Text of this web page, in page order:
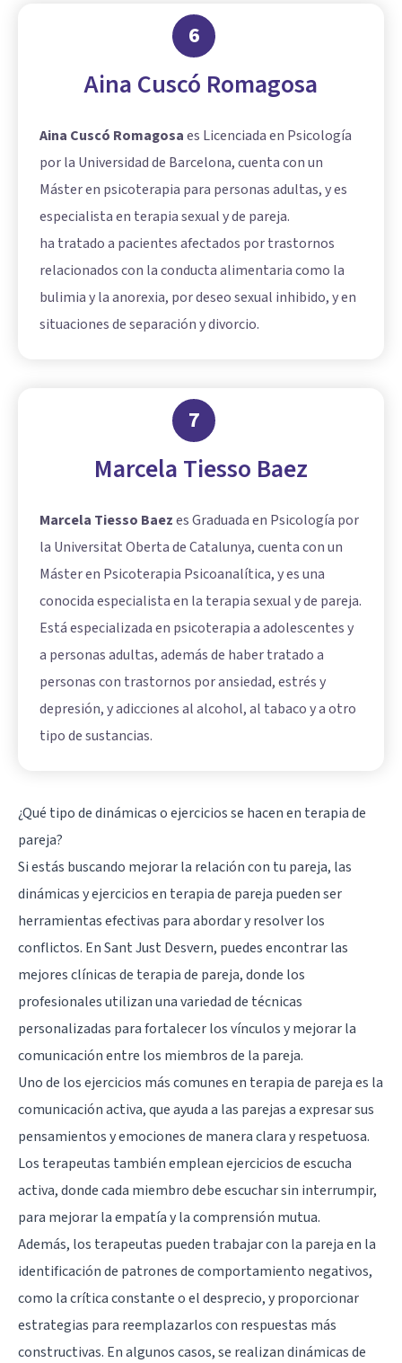
6
Aina Cuscó Romagosa
Aina Cuscó Romagosaes Licenciada en Psicología
por la Universidad de Barcelona, cuenta con un
Máster en psicoterapia para personas adultas, y es
especialista en terapia sexual y de pareja.
ha tratado a pacientes afectados por trastornos
relacionados con la conducta alimentaria como la
bulimia y la anorexia, por deseo sexual inhibido, y en
situaciones de separación y divorcio.
7
Marcela Tiesso Baez
Marcela Tiesso Baezes Graduada en Psicología por
la Universitat Oberta de Catalunya, cuenta con un
Máster en Psicoterapia Psicoanalítica, y es una
conocida especialista en la terapia sexual y de pareja.
Está especializada en psicoterapia a adolescentes y
a personas adultas, además de haber tratado a
personas con trastornos por ansiedad, estrés y
depresión, y adicciones al alcohol, al tabaco y a otro
tipo de sustancias.
¿Qué tipo de dinámicas o ejercicios se hacen en terapia de
pareja?
Si estás buscando mejorar la relación con tu pareja, las
dinámicas y ejercicios en terapia de pareja pueden ser
herramientas efectivas para abordar y resolver los
conflictos. En Sant Just Desvern, puedes encontrar las
mejores clínicas de terapia de pareja, donde los
profesionales utilizan una variedad de técnicas
personalizadas para fortalecer los vínculos y mejorar la
comunicación entre los miembros de la pareja.
Uno de los ejercicios más comunes en terapia de pareja es la
comunicación activa, que ayuda a las parejas a expresar sus
pensamientos y emociones de manera clara y respetuosa.
Los terapeutas también emplean ejercicios de escucha
activa, donde cada miembro debe escuchar sin interrumpir,
para mejorar la empatía y la comprensión mutua.
Además, los terapeutas pueden trabajar con la pareja en la
identificación de patrones de comportamiento negativos,
como la crítica constante o el desprecio, y proporcionar
estrategias para reemplazarlos con respuestas más
constructivas. En algunos casos, se realizan dinámicas de